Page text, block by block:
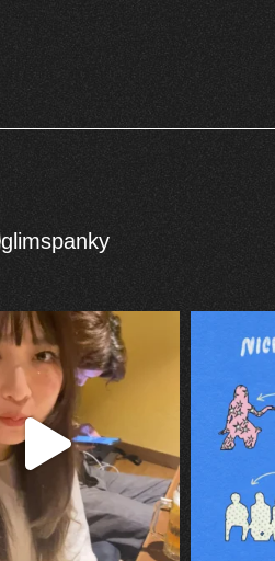
glimspanky